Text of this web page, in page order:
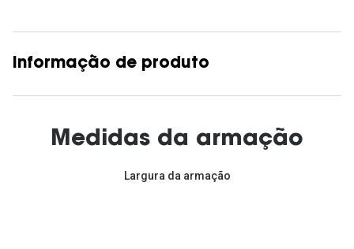
Informação de produto
Medidas da armação
Largura da armação